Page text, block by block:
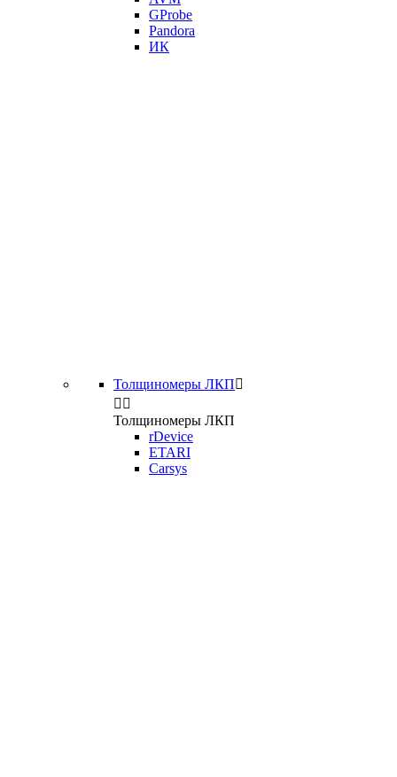
GProbe
Pandora
ИК
Толщиномеры ЛКП
 
Толщиномеры ЛКП
rDevice
ETARI
Carsys